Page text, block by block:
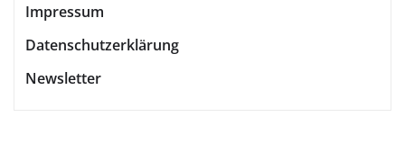
Impressum
Datenschutzerklärung
Newsletter